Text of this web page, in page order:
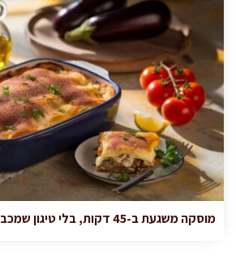
מוסקה משגעת ב-45 דקות, בלי טיגון שמכביד